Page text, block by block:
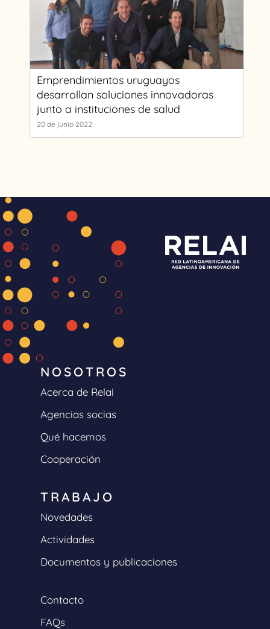
Emprendimientos uruguayos
desarrollan soluciones innovadoras
junto a instituciones de salud
20 de junio 2022
NOSOTROS
Acerca de Relai
Agencias socias
Qué hacemos
Cooperación
TRABAJO
Novedades
Actividades
Documentos y publicaciones
Contacto
FAQs